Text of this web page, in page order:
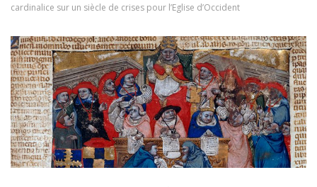
cardinalice sur un siècle de crises pour l’Eglise d’Occident